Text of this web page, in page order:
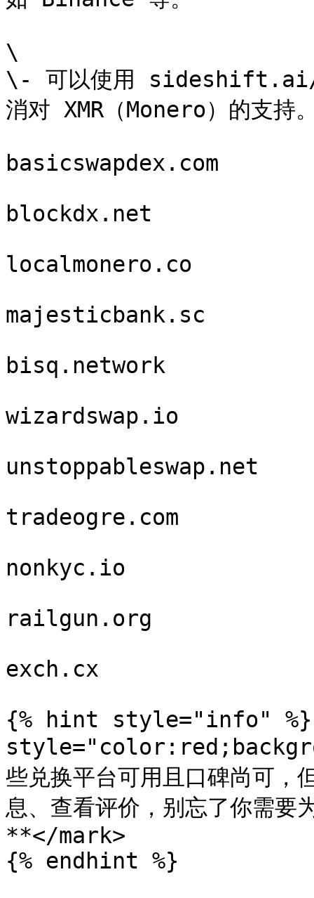
\
\- 可以使用 sideshift.ai/
消对 XMR（Monero）的支持
basicswapdex.com
blockdx.net
localmonero.co
majesticbank.sc
bisq.network
wizardswap.io
unstoppableswap.net
tradeogre.com
nonkyc.io
railgun.org
exch.cx
{% hint style="info" %}
些兑换平台可用且口碑尚可，
息、查看评价，别忘了你需要
**</mark>
{% endhint %}